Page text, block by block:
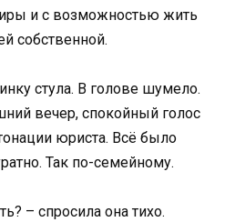
и с возможностью жить
собственной.
стула. В голове шумело.
вечер, спокойный голос
юриста. Всё было
Так по-семейному.
– спросила она тихо.